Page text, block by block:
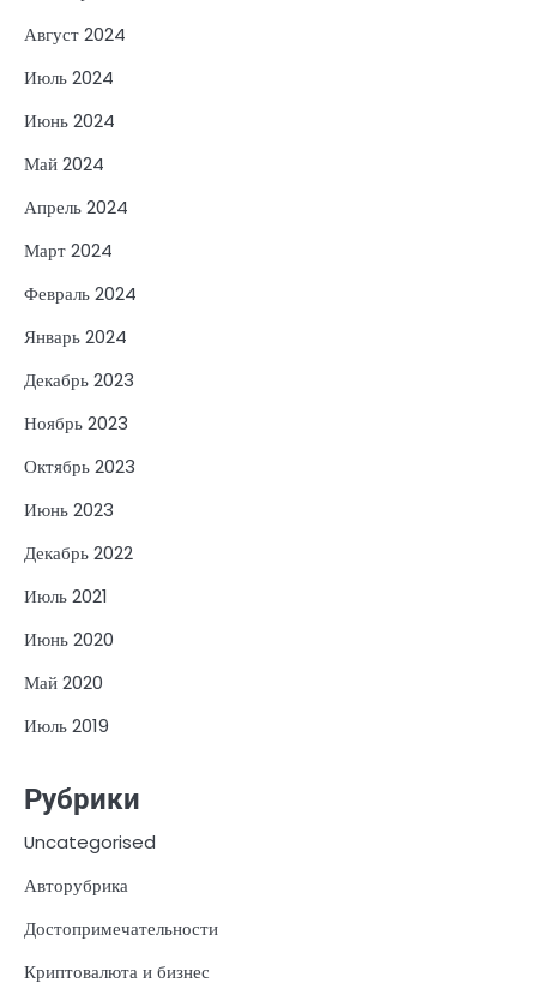
Август 2024
Июль 2024
Июнь 2024
Май 2024
Апрель 2024
Март 2024
Февраль 2024
Январь 2024
Декабрь 2023
Ноябрь 2023
Октябрь 2023
Июнь 2023
Декабрь 2022
Июль 2021
Июнь 2020
Май 2020
Июль 2019
Рубрики
Uncategorised
Авторубрика
Достопримечательности
Криптовалюта и бизнес